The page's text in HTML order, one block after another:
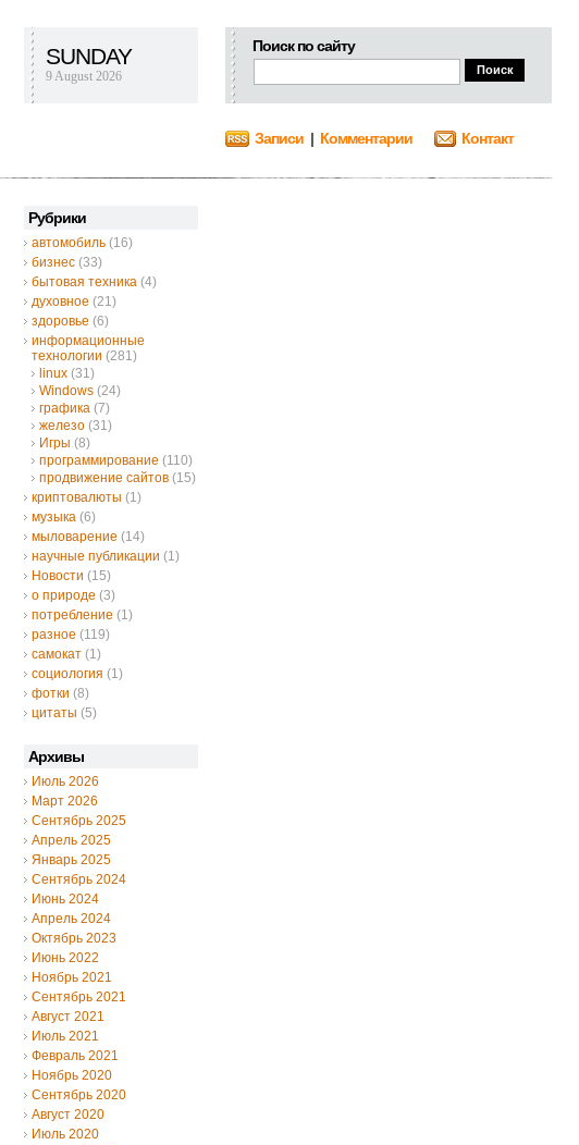
Поиск по сайту
SUNDAY
9 August 2026
Записи | Комментарии Контакт
Рубрики
автомобиль (16)
бизнес (33)
бытовая техника (4)
духовное (21)
здоровье (6)
информационные
технологии (281)
linux (31)
Windows (24)
графика (7)
железо (31)
Игры (8)
программирование (110)
продвижение сайтов (15)
криптовалюты (1)
музыка (6)
мыловарение (14)
научные публикации (1)
Новости (15)
о природе (3)
потребление (1)
разное (119)
самокат (1)
социология (1)
фотки (8)
цитаты (5)
Архивы
Июль 2026
Март 2026
Сентябрь 2025
Апрель 2025
Январь 2025
Сентябрь 2024
Июнь 2024
Апрель 2024
Октябрь 2023
Июнь 2022
Ноябрь 2021
Сентябрь 2021
Август 2021
Июль 2021
Февраль 2021
Ноябрь 2020
Сентябрь 2020
Август 2020
Июль 2020